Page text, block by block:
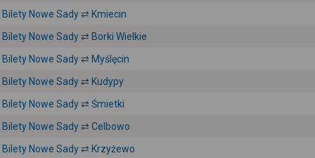
Bilety Nowe Sady ⇄ Kmiecin
Bilety Nowe Sady ⇄ Borki Wielkie
Bilety Nowe Sady ⇄ Myślęcin
Bilety Nowe Sady ⇄ Kudypy
Bilety Nowe Sady ⇄ Śmietki
Bilety Nowe Sady ⇄ Celbowo
Bilety Nowe Sady ⇄ Krzyżewo